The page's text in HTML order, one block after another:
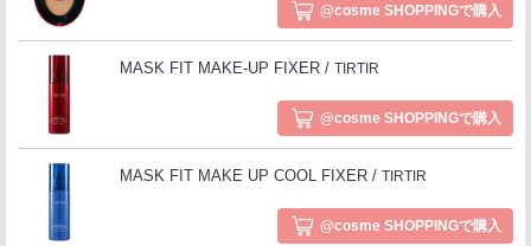
@cosme SHOPPINGで購入
MASK FIT MAKE-UP FIXER TIRTIR
@cosme SHOPPINGで購入
MASK FIT MAKE UP COOL FIXER TIRTIR
@cosme SHOPPINGで購入